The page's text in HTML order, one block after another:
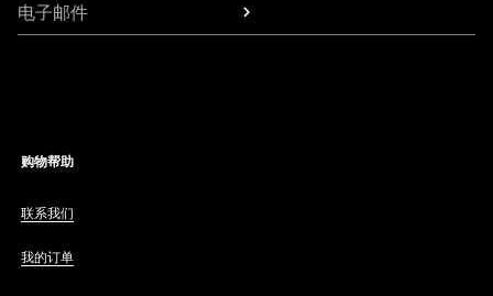
电子邮件
购物帮助
联系我们
我的订单